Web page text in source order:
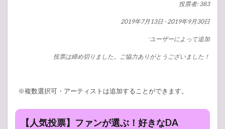
投票者: 383
2019年7月13日 -2019年9月30日
*ユーザーによって追加
投票は締め切りました。ご協力ありがとうございました！
※複数選択可・アーティストは追加することができます。
【人気投票】ファンが選ぶ！好きなDA